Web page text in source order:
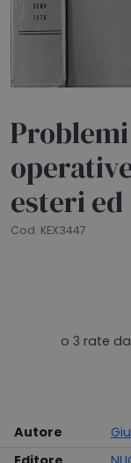
esteri ed
Cod. KEX3447
Autore